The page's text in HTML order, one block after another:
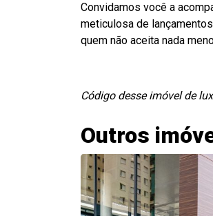
Convidamos você a
meticulosa de
quem não aceita nada
Código desse imóvel de
Outros